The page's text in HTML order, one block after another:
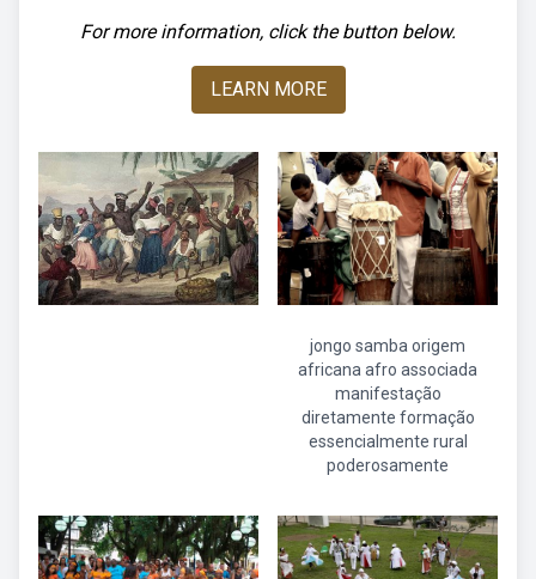
For more information, click the button below.
LEARN MORE
jongo samba origem
africana afro associada
manifestação
diretamente formação
essencialmente rural
poderosamente